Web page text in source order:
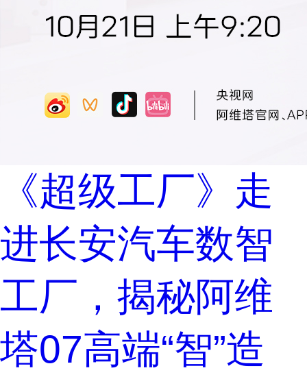
《超级工厂》走
进长安汽车数智
工厂，揭秘阿维
塔07高端“智”造